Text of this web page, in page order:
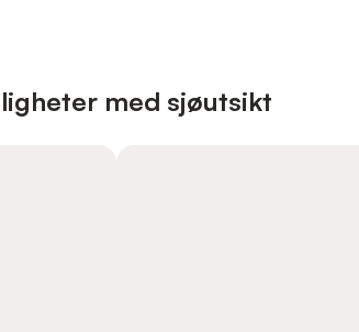
med sjøutsikt